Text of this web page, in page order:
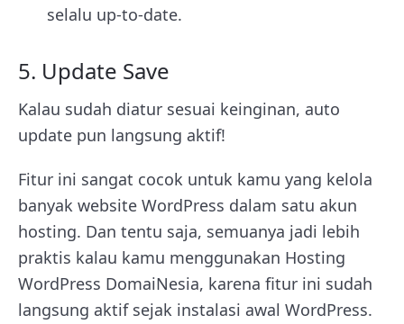
selalu up-to-date.
5. Update Save
Kalau sudah diatur sesuai keinginan, auto
update pun langsung aktif!
Fitur ini sangat cocok untuk kamu yang kelola
banyak website WordPress dalam satu akun
hosting. Dan tentu saja, semuanya jadi lebih
praktis kalau kamu menggunakan Hosting
WordPress DomaiNesia, karena fitur ini sudah
langsung aktif sejak instalasi awal WordPress.